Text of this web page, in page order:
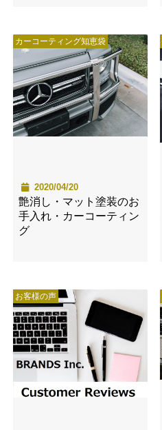
カーコーティング知恵袋
2020/04/20
艶消し・マット塗装のお
手入れ・カーコーティン
グ
お客様の声